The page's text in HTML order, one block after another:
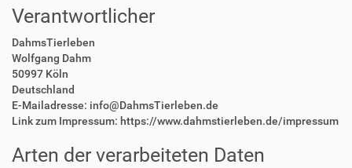
Verantwortlicher
DahmsTierleben
Wolfgang Dahm
50997 Köln
Deutschland
E-Mailadresse: info@DahmsTierleben.de
Link zum Impressum: https://www.dahmstierleben.de/impressum
Arten der verarbeiteten Daten